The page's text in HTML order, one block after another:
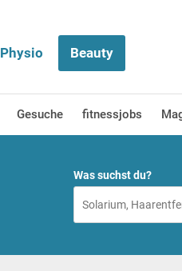
Physio Beauty
Gesuche fitnessjobs
Was suchst du?